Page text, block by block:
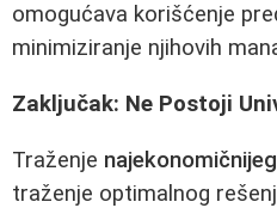
omogućava korišćenje
minimiziranje njihovih
Zaključak: Ne Postoji
Traženje
traženje optimalnog